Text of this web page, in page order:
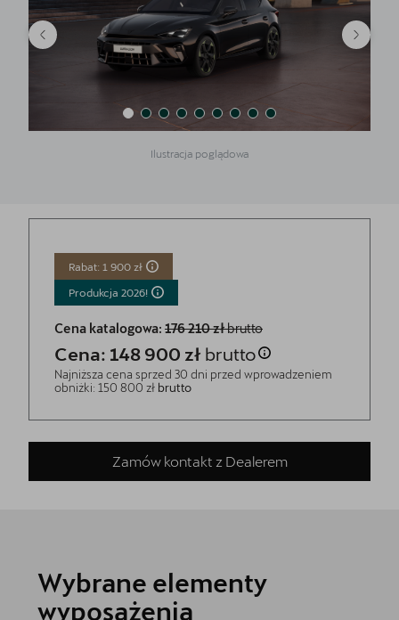
Ilustracja poglądowa
Rabat: 1 900 zł
Produkcja 2026!
Cena katalogowa: 176 210 złbrutto
Cena: 148 900 zł brutto
Najniższa cena sprzed 30 dni przed wprowadzeniem
obniżki: 150 800 zł brutto
Zamów kontakt z Dealerem
Wybrane elementy
wyposażenia